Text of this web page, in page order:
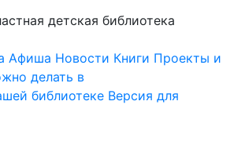
детская библиотека
Афиша Новости Книги Проекты и
делать в
библиотеке Версия для